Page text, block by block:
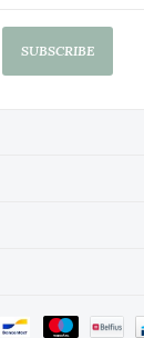
SUBSCRIBE